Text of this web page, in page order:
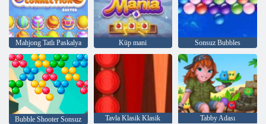
Mahjong Tatlı Paskalya Küp mani Sonsuz Bubbles
Bubble Shooter Sonsuz Tavla Klasik Klasik Tabby Adası